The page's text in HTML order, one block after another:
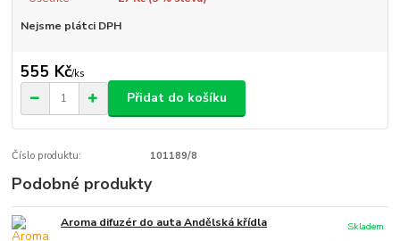
Nejsme plátci DPH
555 Kč/ks
Přidat do košíku
Číslo produktu: 101189/8
Podobné produkty
Aroma difuzér do auta Andělská křídla Skladem